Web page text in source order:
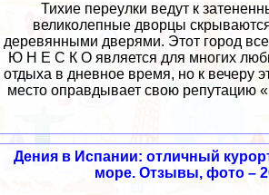
Тихие переулки ведут к
великолепные дворцы
деревянными дверями. Этот город
Ю Н Е С К О является для многих
отдыха в дневное время, но к вечеру
место оправдывает свою репутацию «
Дения в Испании: отличный
море. Отзывы, фото –